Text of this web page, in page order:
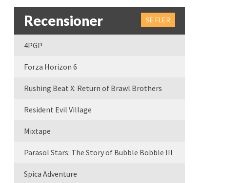
Recensioner SE FLER
4PGP
Forza Horizon 6
Rushing Beat X: Return of Brawl Brothers
Resident Evil Village
Mixtape
Parasol Stars: The Story of Bubble Bobble III
Spica Adventure